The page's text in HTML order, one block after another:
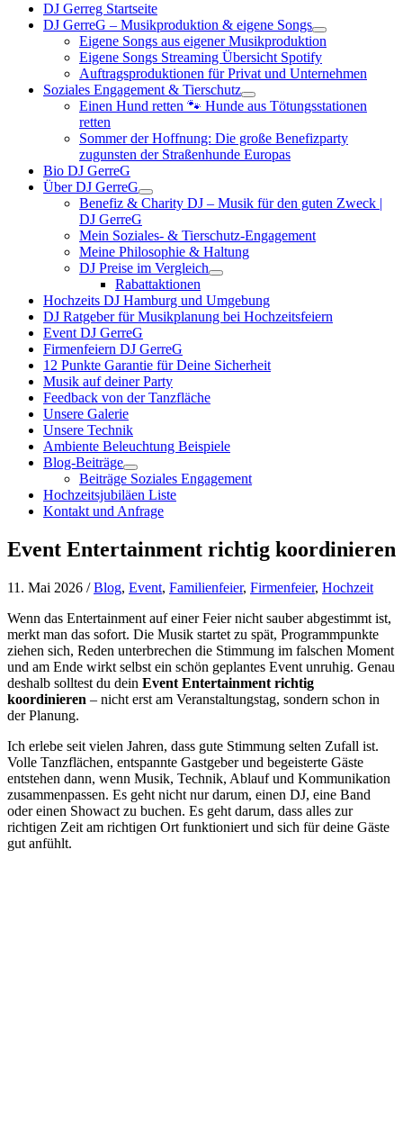
DJ Gerreg Startseite
DJ GerreG – Musikproduktion & eigene Songs
Eigene Songs aus eigener Musikproduktion
Eigene Songs Streaming Übersicht Spotify
Auftragsproduktionen für Privat und Unternehmen
Soziales Engagement & Tierschutz
Einen Hund retten 🐾 Hunde aus Tötungsstationen
retten
Sommer der Hoffnung: Die große Benefizparty
zugunsten der Straßenhunde Europas
Bio DJ GerreG
Über DJ GerreG
Benefiz & Charity DJ – Musik für den guten Zweck |
DJ GerreG
Mein Soziales- & Tierschutz-Engagement
Meine Philosophie & Haltung
DJ Preise im Vergleich
Rabattaktionen
Hochzeits DJ Hamburg und Umgebung
DJ Ratgeber für Musikplanung bei Hochzeitsfeiern
Event DJ GerreG
Firmenfeiern DJ GerreG
12 Punkte Garantie für Deine Sicherheit
Musik auf deiner Party
Feedback von der Tanzfläche
Unsere Galerie
Unsere Technik
Ambiente Beleuchtung Beispiele
Blog-Beiträge
Beiträge Soziales Engagement
Hochzeitsjubiläen Liste
Kontakt und Anfrage
Event Entertainment richtig koordinieren
11. Mai 2026 /Blog, Event, Familienfeier, Firmenfeier, Hochzeit
Wenn das Entertainment auf einer Feier nicht sauber abgestimmt ist,
merkt man das sofort. Die Musik startet zu spät, Programmpunkte
ziehen sich, Reden unterbrechen die Stimmung im falschen Moment
und am Ende wirkt selbst ein schön geplantes Event unruhig. Genau
deshalb solltest du dein Event Entertainment richtig
koordinieren – nicht erst am Veranstaltungstag, sondern schon in
der Planung.
Ich erlebe seit vielen Jahren, dass gute Stimmung selten Zufall ist.
Volle Tanzflächen, entspannte Gastgeber und begeisterte Gäste
entstehen dann, wenn Musik, Technik, Ablauf und Kommunikation
zusammenpassen. Es geht nicht nur darum, einen DJ, eine Band
oder einen Showact zu buchen. Es geht darum, dass alles zur
richtigen Zeit am richtigen Ort funktioniert und sich für deine Gäste
gut anfühlt.